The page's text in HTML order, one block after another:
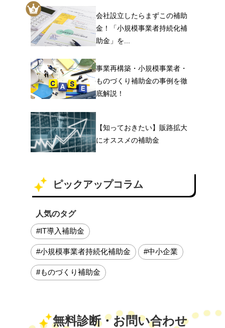
会社設立したらまずこの補助
金！「小規模事業者持続化補
助金」を...
事業再構築・小規模事業者・
ものづくり補助金の事例を徹
底解説！
【知っておきたい】販路拡大
にオススメの補助金
ピックアップコラム
人気のタグ
#IT導入補助金
#小規模事業者持続化補助金 #中小企業
#ものづくり補助金
無料診断・お問い合わせ